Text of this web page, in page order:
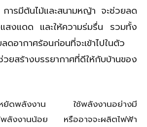
ารมีต้นไม้และสนามหญ้า จะช่วยลด
สงแดด และให้ความร่มรื่น รวมทั้ง
ดอากาศร้อนก่อนที่จะเข้าไปในตัว
สร้างบรรยากาศที่ดีให้กับบ้านของ
ะหยัดพลังงาน ใช้พลังงานอย่างมี
ช้พลังงานน้อย หรืออาจจะผลิตไฟฟ้า